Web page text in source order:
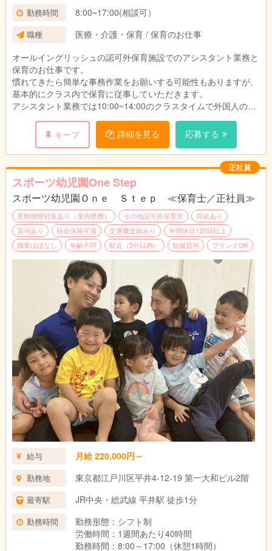
勤務時間 8:00~17:00(相談可）
職種
医療・介護・保育 / 保育のお仕事
オールイングリッシュの認可外保育施設でのアシスタント業務と
保育のお仕事です。
慣れてきたら簡単な事務作業をお願いする可能性もありますが、
基本的にクラス内で保育に従事していただきます。
アシスタント業務では10:00~14:00のクラスタイムで外国人のメ
インティーチャーの補佐をしていただきます。（おむつ替えな
その他の時間は預かり保育（縦割り保育となります）で子供達の
遊ぶ様子を見守りながら、適宜子供達のお世話をしていただきま
す。
2~3歳のクラスを担当していただく予定ですので、英語に自信が
なくても問題ありません！
クラスの定員は１０名ですので子供一人一人に向き合えます。
保育をしながら、英語のスキルアップを目指せます！
キープ 詳細を見る 応募する
正社員
スポーツ幼児園One Step
スポーツ幼児園Ｏｎｅ Ｓｔｅｐ ≪保育士／正社員≫
受動喫煙対策あり（屋内禁煙） その他認可外保育所
昇給あり
賞与あり
社会保険完備 交通費支給あり
年間休日120日以上
残業ほぼなし
年齢不問 駅近（5分以内） 制服貸与 ブランクOK
給与 月給 220,000円～
勤務地 東京都江戸川区平井4-12-19 第一大和ビル2階
最寄駅 JR中央・総武線 平井駅 徒歩1分
勤務時間
勤務形態：シフト制
労働時間：1週間あたり40時間
勤務時間：8:00～17:00（休憩1時間）